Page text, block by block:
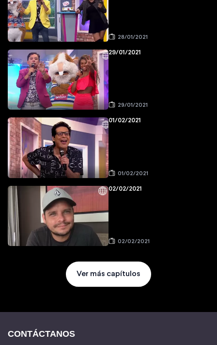
28/01/2021
29/01/2021
29/01/2021
01/02/2021
01/02/2021
02/02/2021
02/02/2021
Ver más capítulos
CONTÁCTANOS